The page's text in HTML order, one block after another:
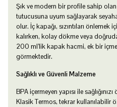
Şık ve modern bir profile sahip
tutucusuna uyum sağlayarak
olur. İç kapağı, sızıntıları önlemek
kalırken, kolay dökme veya
200 ml’lik kapak hacmi, ek bir
görmektedir.
Sağlıklı ve Güvenli Malzeme
BPA içermeyen yapısı ile
Klasik Termos, tekrar kullanılabilir